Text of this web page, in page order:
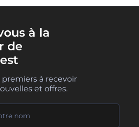
à la
de
premiers à recevoir
et offres.